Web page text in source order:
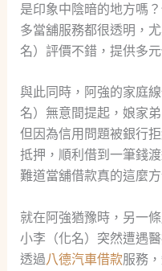
是印象中陰暗的地方嗎
多當舖服務都很透明，
名）評價不錯，提供多
與此同時，阿強的家庭
名）無意間提起，娘家
但因為信用問題被銀行
抵押，順利借到一筆錢
難道當舖借款真的這麼方
就在阿強猶豫時，另一
小李（化名）突然遭遇
透過八德汽車借款服務